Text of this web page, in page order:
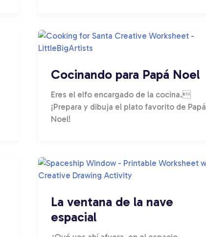
Cocinando para Papá Noel
Eres el elfo encargado de la cocina.
¡Prepara y dibuja el plato favorito de Papá
Noel!
La ventana de la nave
espacial